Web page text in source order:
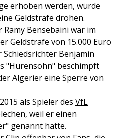
erhoben werden, würde
Geldstrafe drohen.
Ramy Bensebaini war im
Geldstrafe von 15.000 Euro
Benjamin
"Hurensohn" beschimpft
Algerier eine Sperre von
als Spieler des VfL
weil er einen
genannt hatte.